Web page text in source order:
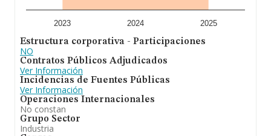
antigüedad desde la constitución es de 25 años. La
media de empleados de las empresas es de 7.
En resumen, la actividad deAcerlux Metal S.L
fabricación y montaje de estructuras metálicas; la
fabricación y montaje de carpintería metálica y de
aluminio, acero inoxidable, cerrajería y forja artística y
artesanal. la fabricación e instalación de rótulos
luminososy de aparatos de señalización y control. En el
ranking de todas las empresas en el territorio nacional,
ha experimentado un retroceso. En el ranking de su
sector (Fabricación de otros productos metálicos
n.c.o.p.), la compañía ha perdido posición respecto al
2023 2024 2025
Estructura corporativa - Participaciones
NO
Contratos Públicos Adjudicados
Ver Información
Incidencias de Fuentes Públicas
Ver Información
Operaciones Internacionales
No constan
Grupo Sector
Industria